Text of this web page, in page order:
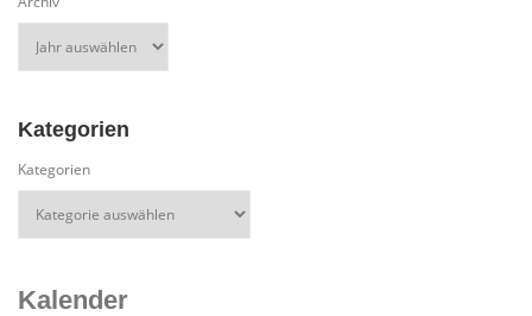
Kategorien
Kategorien
Kalender